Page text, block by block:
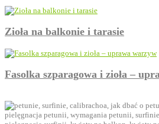
Zioła na balkonie i tarasie
Fasolka szparagowa i zioła –